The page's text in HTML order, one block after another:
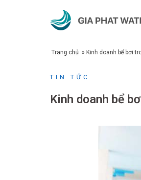
Trang chủ » Kinh doanh bể bơi
TIN TỨC
Kinh doanh bể